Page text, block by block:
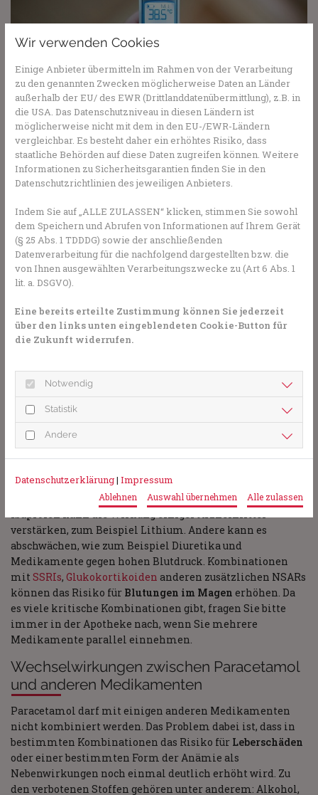
Foto vonJulian HochgesangaufUnsplash
Nebenwirkungen und Risiken von
Paracetamol und Ibuprofen
Nebenwirkungen von Ibuprofen
Eine der häufigsten Nebenwirkungen von Ibuprofen sind
Magenschmerzen oder Verdauungsprobleme. Selektivere
Präparate (z. B. Celecoxib) wurden entwickelt, um diese
Nebenwirkungen zu reduzieren.
Besonders bei langfristiger Einnahme können die
Nebenwirkungen risikoreicher werden:
zum Problem werden, dieNieren können geschädigt
werdenund es besteht ein erhöhtes Risiko für Herz-
Kreislauf-Probleme.
Nebenwirkungen von Paracetamol
Paracetamol kann bei Überdosierungfür die Leber
gefährlichwerden (es verhält sich hepatotoxisch). Bei
langfristiger zu intensiver Einnahme können auch die
Nieren geschädigt werden.
und anderen Medikamenten
verstärken, zum Beispiel Lithium. Andere kann es
abschwächen, wie zum Beispiel Diuretika und
Medikamente gegen hohen Blutdruck. Kombinationen
mit SSRIs, Glukokortikoiden anderen zusätzlichen NSARs
können das Risiko für Blutungen im Magen erhöhen. Da
es viele kritische Kombinationen gibt, fragen Sie bitte
immer in der Apotheke nach, wenn Sie mehrere
Medikamente parallel einnehmen.
Wechselwirkungen zwischen Paracetamol
und anderen Medikamenten
Paracetamol darf mit einigen anderen Medikamenten
nicht kombiniert werden. Das Problem dabei ist, dass in
bestimmten Kombinationen das Risiko für Leberschäden
oder einer bestimmten Form der Anämie als
Nebenwirkungen noch einmal deutlich erhöht wird. Zu
den verbotenen Stoffen gehören unter anderem: Alkohol,
Wir verwenden Cookies
Einige Anbieter übermitteln im Rahmen von der Verarbeitung
zu den genannten Zwecken möglicherweise Daten an Länder
außerhalb der EU/ des EWR (Drittlanddatenübermittlung), z.B. in
die USA. Das Datenschutzniveau in diesen Ländern ist
möglicherweise nicht mit dem in den EU-/EWR-Ländern
vergleichbar. Es besteht daher ein erhöhtes Risiko, dass
staatliche Behörden auf diese Daten zugreifen können. Weitere
Informationen zu Sicherheitsgarantien finden Sie in den
Datenschutzrichtlinien des jeweiligen Anbieters.
Indem Sie auf „ALLE ZULASSEN“ klicken, stimmen Sie sowohl
dem Speichern und Abrufen von Informationen auf Ihrem Gerät
(§ 25 Abs. 1 TDDDG) sowie der anschließenden
Datenverarbeitung für die nachfolgend dargestellten bzw. die
von Ihnen ausgewählten Verarbeitungszwecke zu (Art 6 Abs. 1
lit. a. DSGVO).
Eine bereits erteilte Zustimmung können Sie jederzeit
über den links unten eingeblendeten Cookie-Button für
die Zukunft widerrufen.
Notwendig
Statistik
Andere
Datenschutzerklärung| Impressum
Ablehnen Auswahl übernehmen Alle zulassen